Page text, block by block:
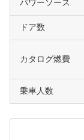
パワーソース
ドア数
カタログ燃費
乗車人数